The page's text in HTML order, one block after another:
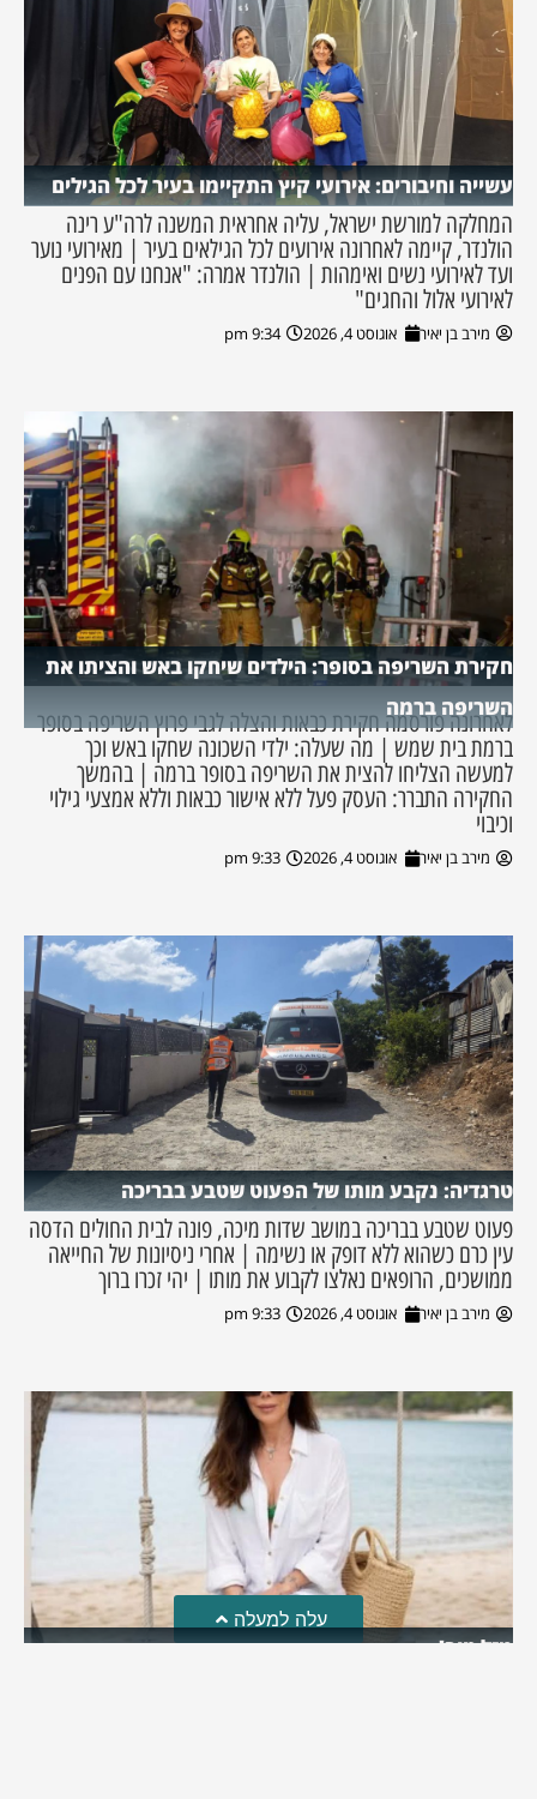
עשייה וחיבורים: אירועי קיץ התקיימו בעיר לכל הגילים
המחלקה למורשת ישראל, עליה אחראית המשנה לרה"ע רינה
הולנדר, קיימה לאחרונה אירועים לכל הגילאים בעיר | מאירועי נוער
ועד לאירועי נשים ואימהות | הולנדר אמרה: "אנחנו עם הפנים
לאירועי אלול והחגים"
מירב בן יאיר אוגוסט 4, 2026 9:34 pm
חקירת השריפה בסופר: הילדים שיחקו באש והציתו את
השריפה ברמה
לאחרונה פורסמה חקירת כבאות והצלה לגבי פרוץ השריפה בסופר
ברמת בית שמש | מה שעלה: ילדי השכונה שחקו באש וכך
למעשה הצליחו להצית את השריפה בסופר ברמה | בהמשך
החקירה התברר: העסק פעל ללא אישור כבאות וללא אמצעי גילוי
וכיבוי
מירב בן יאיר אוגוסט 4, 2026 9:33 pm
טרגדיה: נקבע מותו של הפעוט שטבע בבריכה
פעוט שטבע בבריכה במושב שדות מיכה, פונה לבית החולים הדסה
עין כרם כשהוא ללא דופק או נשימה | אחרי ניסיונות של החייאה
ממושכים, הרופאים נאלצו לקבוע את מותו | יהי זכרו ברוך
מירב בן יאיר אוגוסט 4, 2026 9:33 pm
מזל טוב!
עלה למעלה